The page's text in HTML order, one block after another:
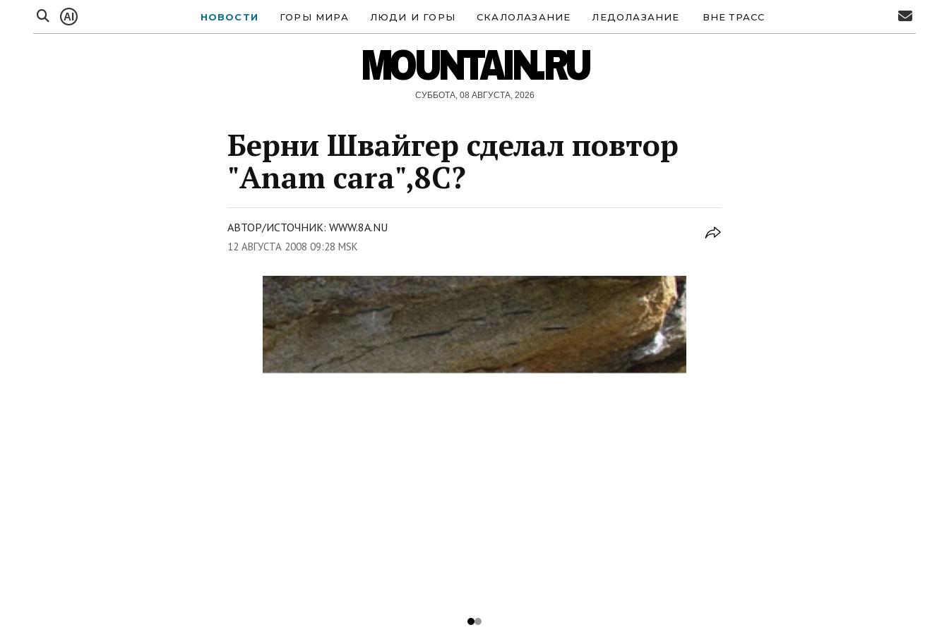
AI НОВОСТИ ГОРЫ МИРА ЛЮДИ И ГОРЫ СКАЛОЛАЗАНИЕ ЛЕДОЛАЗАНИЕ ВНЕ ТРАСС
MOUNTAIN.RU
СУББОТА, 08 АВГУСТА, 2026
Берни Швайгер сделал повтор
"Anam cara",8C?
АВТОР/ИСТОЧНИК: WWW.8A.NU
12 АВГУСТА 2008 09:28 MSK